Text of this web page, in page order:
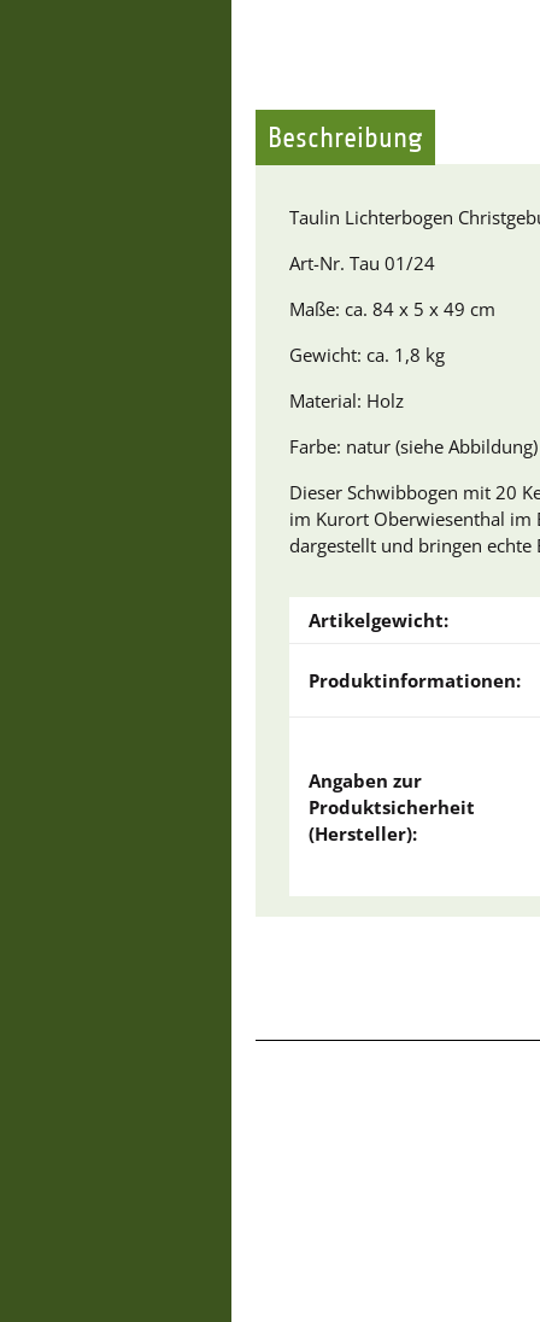
Beschreibung
Taulin Lichterbogen
Art-Nr. Tau 01/24
Maße: ca. 84 x 5 x 49 cm
Gewicht: ca. 1,8 kg
Material: Holz
Farbe: natur (siehe Abbildung)
Dieser Schwibbogen mit 20
im Kurort Oberwiesenthal im
dargestellt und bringen echte
Artikelgewicht:
Produktinformationen:
Angaben zur
Produktsicherheit
(Hersteller):